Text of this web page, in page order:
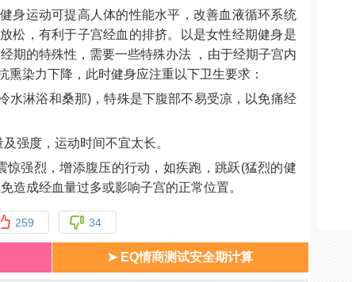
身运动可提高人体的性能水平，改善血液循环系统
松，有利于子宫经血的排挤。以是女性经期健身是
期的特殊性，需要一些特殊办法 ，由于经期子宫内
熏染力下降，此时健身应注重以下卫生要求：
水淋浴和桑那)，特殊是下腹部不易受凉，以免痛经
强度，运动时间不宜太长。
惊强烈，增添腹压的行动，如疾跑，跳跃(猛烈的健
造成经血量过多或影响子宫的正常位置。
259 34
➤ EQ情商测试安全期计算